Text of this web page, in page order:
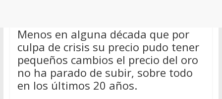
Menos en alguna década que por
culpa de crisis su precio pudo tener
pequeños cambios el precio del oro
no ha parado de subir, sobre todo
en los últimos 20 años.